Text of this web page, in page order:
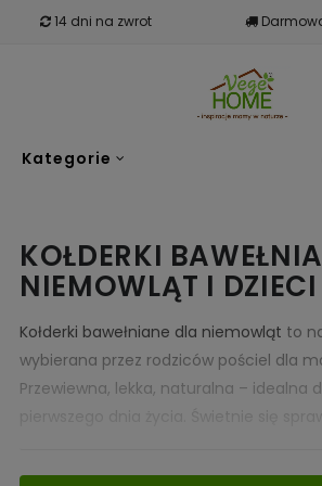
14 dni na zwrot
Kategorie
KOŁDERKI
NIEMOWLĄT I DZIECI
Kołderki bawełniane dla niemowląt to
wybierana przez rodziców pościel dla
Przewiewna, lekka, naturalna – idealna
jako jedyne przykrycie dzidziusia, a w
służyć jako dodatkowa warstwa ciepła